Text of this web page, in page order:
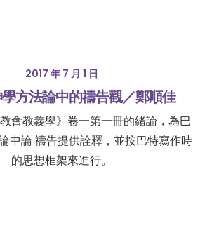
2017 年 7 月 1 日
方法論中的禱告觀／鄭順佳
會教義學》卷一第一冊的緒論，為巴
中論 禱告提供詮釋，並按巴特寫作時
的思想框架來進行。